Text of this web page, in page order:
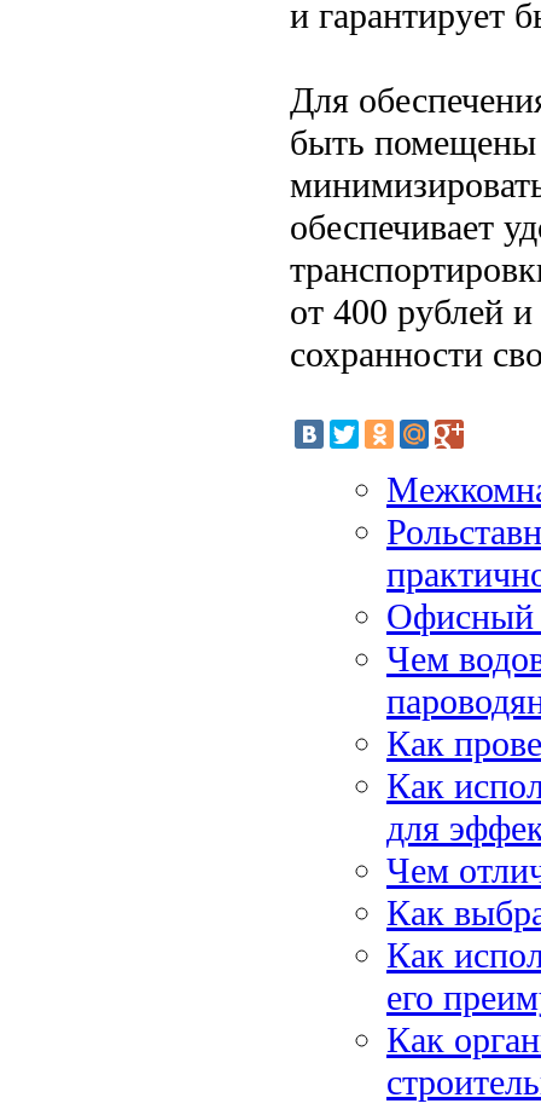
и гарантирует
Для
быть помещены
обеспечивает
от 400 рублей
сохранности
Офисный
Чем
Как
Как
для
Чем
Как
Как
его
Как